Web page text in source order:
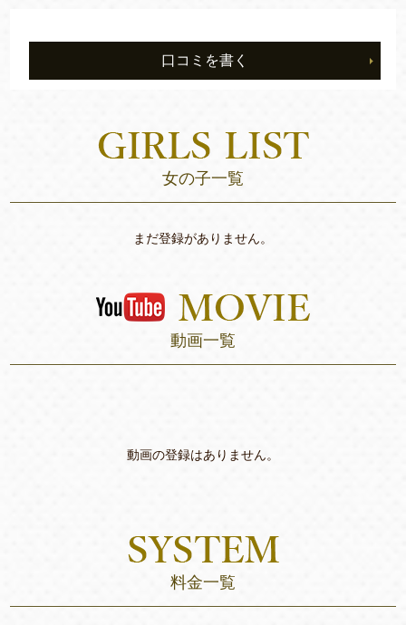
口コミを書く
女の子一覧
まだ登録がありません。
動画一覧
動画の登録はありません。
料金一覧